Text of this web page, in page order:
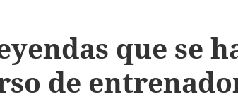
que se
de